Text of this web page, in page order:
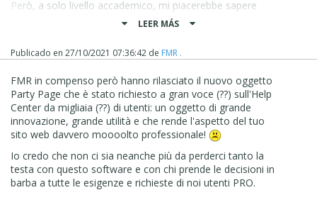
ha più difficoltà. Ma non dovrebbe essere così. Il tempo
ha un valore per tutti, e di questo progettisti e sviluppatori
devono tenere necessariamente conto in un'ottica di
a quanto pare perfettibile sotto molti aspetti.
Però, a solo livello accademico, mi piacerebbe sapere
viene reso disponibile questo
nei moduli di contatto, e poi viene utilizzata la mail
"generica" memorizzata in tutt'altra parte del programma:
LEER MÁS
Publicado en 27/10/2021 07:36:42 de FMR .
FMR in compenso però hanno rilasciato il nuovo oggetto
Party Page che è stato richiesto a gran voce (??) sull'Help
Center da migliaia (??) di utenti: un oggetto di grande
innovazione, grande utilità e che rende l'aspetto del tuo
sito web davvero moooolto professionale!
Io credo che non ci sia neanche più da perderci tanto la
testa con questo software e con chi prende le decisioni in
barba a tutte le esigenze e richieste di noi utenti PRO.